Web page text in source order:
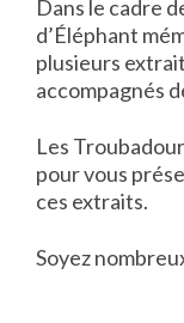
Dans le cadre
d’Éléphant
plusieurs
accompagnés
Les
pour vous
ces extraits.
Soyez